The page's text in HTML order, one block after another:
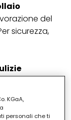
del
sicurezza,
in
KGaA,
personali che ti